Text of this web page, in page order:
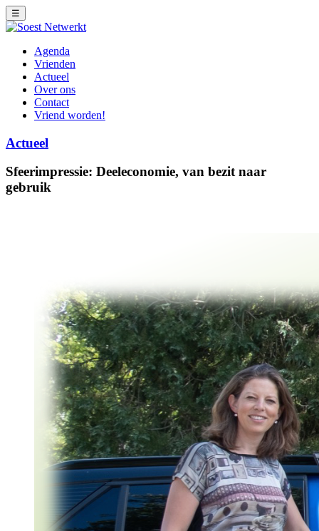
☰
Agenda
Vrienden
Actueel
Over ons
Contact
Vriend worden!
Actueel
Sfeerimpressie: Deeleconomie, van bezit naar
gebruik